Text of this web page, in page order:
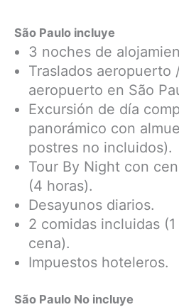
São Paulo incluye
3 noches de
Traslados aeropuerto
aeropuerto en São
Excursión de día
panorámico con
postres no incluidos).
Tour By Night con
(4 horas).
Desayunos diarios.
2 comidas incluidas
cena).
Impuestos hoteleros.
São Paulo No incluye